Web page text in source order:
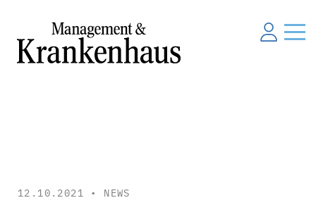
12.10.2021 • NEWS